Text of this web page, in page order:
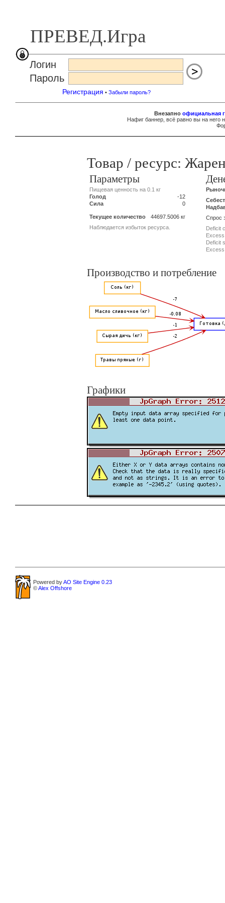
ПРЕВЕД.Игра
Логин
Пароль
Регистрация • Забыли пароль?
Внезапно официальная
Нафиг баннер, всё равно вы на
Товар / ресурс:
Параметры
Пищевая ценность на 0.1 кг
Голод
-12
Сила
0
Текущее количество
44697.5006 кг
Наблюдается избыток ресурса.
Спрос
Deficit
Deficit
Производство и потребление
Графики
Powered byAO Site Engine 0.23
©Alex Offshore